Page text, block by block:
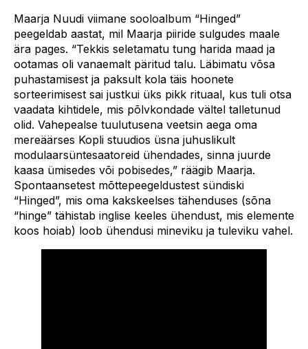
Maarja Nuudi viimane sooloalbum “Hinged”
peegeldab aastat, mil Maarja piiride sulgudes maale
ära pages. “Tekkis seletamatu tung harida maad ja
ootamas oli vanaemalt päritud talu. Läbimatu võsa
puhastamisest ja paksult kola täis hoonete
sorteerimisest sai justkui üks pikk rituaal, kus tuli otsa
vaadata kihtidele, mis põlvkondade vältel talletunud
olid. Vahepealse tuulutusena veetsin aega oma
mereäärses Kopli stuudios üsna juhuslikult
modulaarsüntesaatoreid ühendades, sinna juurde
kaasa ümisedes või pobisedes,” räägib Maarja.
Spontaansetest mõttepeegeldustest sündiski
“Hinged”, mis oma kakskeelses tähenduses (sõna
“hinge” tähistab inglise keeles ühendust, mis elemente
koos hoiab) loob ühendusi mineviku ja tuleviku vahel.